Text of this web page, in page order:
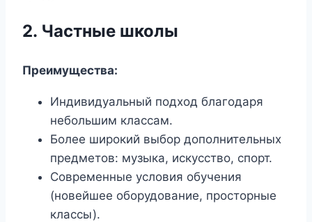
2. Частные школы
Преимущества:
Индивидуальный подход благодаря
небольшим классам.
Более широкий выбор дополнительных
предметов: музыка, искусство, спорт.
Современные условия обучения
(новейшее оборудование, просторные
классы).